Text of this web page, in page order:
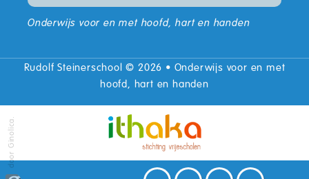
Onderwijs voor en met hoofd, hart en handen
Rudolf Steinerschool © 2026 • Onderwijs voor en met
hoofd, hart en handen
door Ginolica.